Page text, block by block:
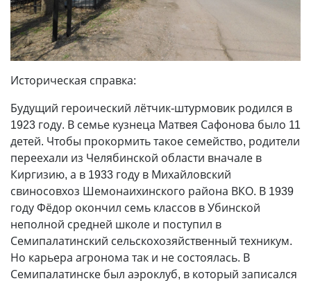
Историческая справка:
Будущий героический лётчик-штурмовик родился в
1923 году. В семье кузнеца Матвея Сафонова было 11
детей. Чтобы прокормить такое семейство, родители
переехали из Челябинской области вначале в
Киргизию, а в 1933 году в Михайловский
свиносовхоз Шемонаихинского района ВКО. В 1939
году Фёдор окончил семь классов в Убинской
неполной средней школе и поступил в
Семипалатинский сельскохозяйственный техникум.
Но карьера агронома так и не состоялась. В
Семипалатинске был аэроклуб, в который записался